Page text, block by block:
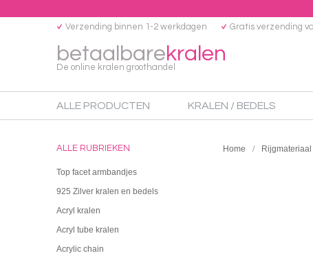
betaalbarekralen
De online kralen groothandel
Verzending binnen 1-2 werkdagen Gratis verzending
ALLE PRODUCTEN KRALEN / BEDELS
ALLE RUBRIEKEN
Top facet armbandjes
925 Zilver kralen en bedels
Acryl kralen
Acryl tube kralen
Acrylic chain
Home Rijgmateriaal